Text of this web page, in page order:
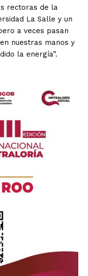
rectoras de la
La Salle y un
a veces pasan
nuestras manos y
la energía”.